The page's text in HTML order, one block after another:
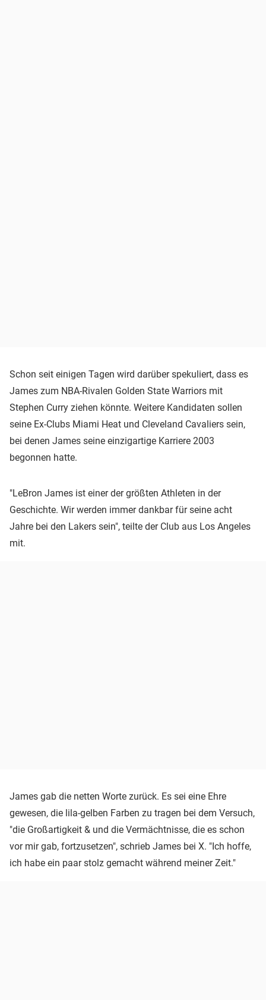
Schon seit einigen Tagen wird darüber spekuliert, dass es
James zum NBA-Rivalen Golden State Warriors mit
Stephen Curry ziehen könnte. Weitere Kandidaten sollen
seine Ex-Clubs Miami Heat und Cleveland Cavaliers sein,
bei denen James seine einzigartige Karriere 2003
begonnen hatte.
"LeBron James ist einer der größten Athleten in der
Geschichte. Wir werden immer dankbar für seine acht
Jahre bei den Lakers sein", teilte der Club aus Los Angeles
mit.
James gab die netten Worte zurück. Es sei eine Ehre
gewesen, die lila-gelben Farben zu tragen bei dem Versuch,
"die Großartigkeit & und die Vermächtnisse, die es schon
vor mir gab, fortzusetzen", schrieb James bei X. "Ich hoffe,
ich habe ein paar stolz gemacht während meiner Zeit."